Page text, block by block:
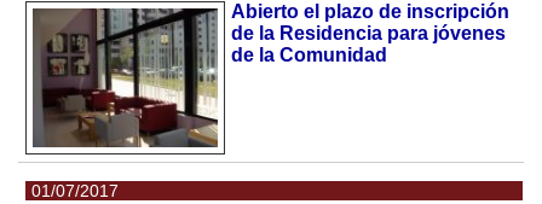
Abierto el plazo de inscripción
de la Residencia para jóvenes
de la Comunidad
01/07/2017